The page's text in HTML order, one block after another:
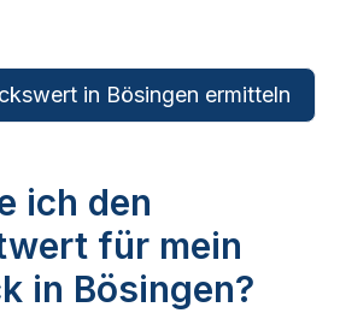
in Bösingen ermitteln
ich den
für mein
in Bösingen?